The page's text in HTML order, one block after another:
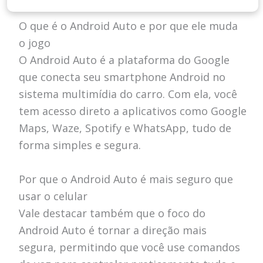
O que é o Android Auto e por que ele muda
o jogo
O Android Auto é a plataforma do Google
que conecta seu smartphone Android no
sistema multimídia do carro. Com ela, você
tem acesso direto a aplicativos como Google
Maps, Waze, Spotify e WhatsApp, tudo de
forma simples e segura.
Por que o Android Auto é mais seguro que
usar o celular
Vale destacar também que o foco do
Android Auto é tornar a direção mais
segura, permitindo que você use comandos